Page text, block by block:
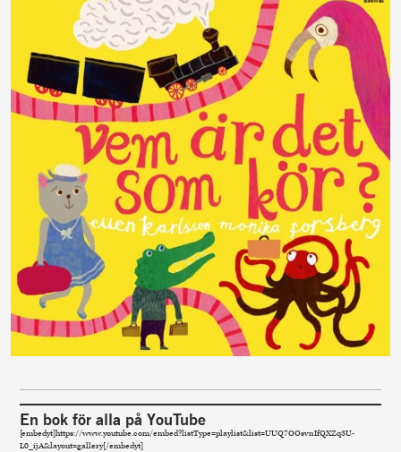
En bok för alla på YouTube
[embedyt]https://www.youtube.com/embed?listType=playlist&list=UUQ7OOsvnIfQXZq3U-
L0_ijA&layout=gallery[/embedyt]